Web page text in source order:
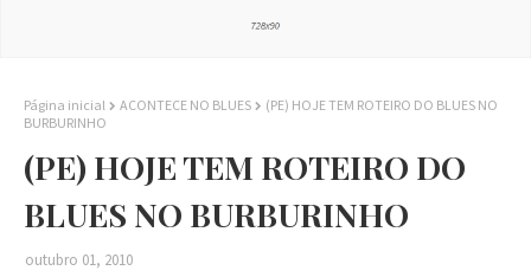
Página inicial ACONTECE NO BLUES
(PE) HOJE TEM ROTEIRO DO BLUES NO
BURBURINHO
(PE) HOJE TEM ROTEIRO DO
BLUES NO BURBURINHO
outubro 01, 2010